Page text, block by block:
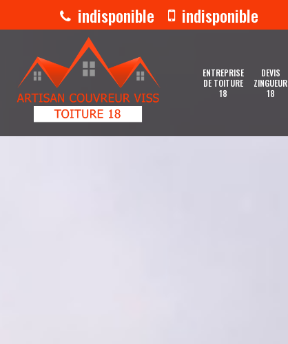
indisponible indisponible
ENTREPRISE
DE TOITURE
18
DEVIS
ZINGUEUR
18